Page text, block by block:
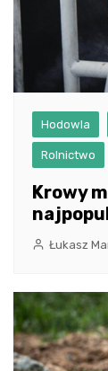
Hodowla
Rolnictwo
Krowy
Łukasz